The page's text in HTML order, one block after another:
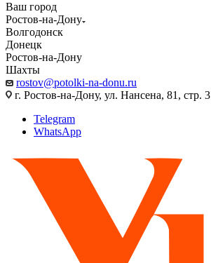
Ваш город
Ростов-на-Дону
Волгодонск
Донецк
Ростов-на-Дону
Шахты
rostov@potolki-na-donu.ru
г. Ростов-на-Дону, ул. Нансена, 81, стр. 3
Telegram
WhatsApp